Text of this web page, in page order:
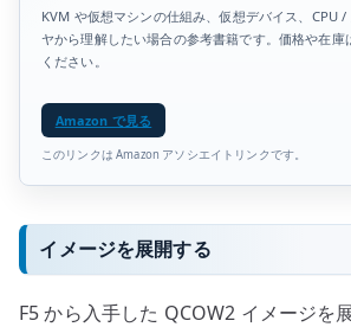
KVM や仮想マシンの仕組み、仮想デバイス、CPU /
ヤから理解したい場合の参考書籍です。価格や在庫
ください。
Amazon で見る
このリンクは Amazon アソシエイトリンクです。
イメージを展開する
F5 から入手した QCOW2 イメージを